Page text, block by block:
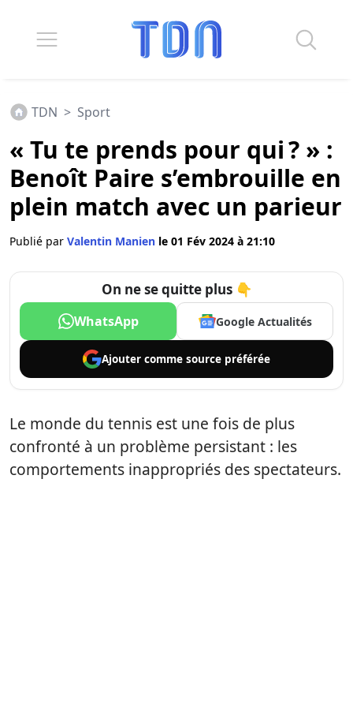
TDN > Sport
« Tu te prends pour qui ? » :
Benoît Paire s’embrouille en
plein match avec un parieur
Publié par Valentin Manien le 01 Fév 2024 à 21:10
On ne se quitte plus 👇
WhatsApp Google Actualités
Ajouter comme source préférée
Le monde du tennis est une fois de plus
confronté à un problème persistant : les
comportements inappropriés des spectateurs.